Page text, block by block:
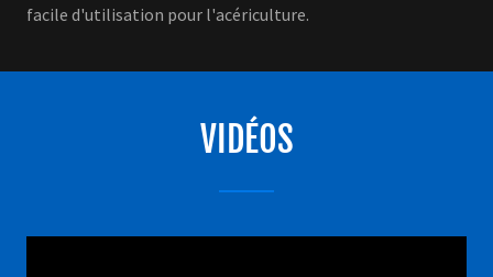
facile d'utilisation pour l'acériculture.
VIDÉOS